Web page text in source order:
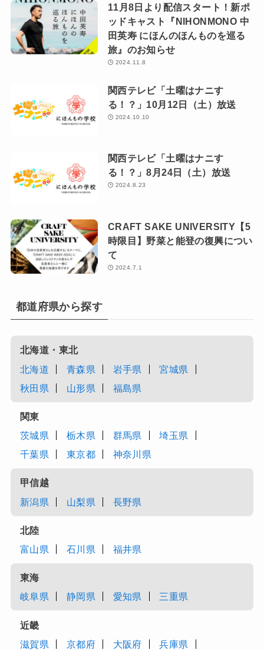
11月8日より配信スタート！新ポ
ッドキャスト『NIHONMONO 中
田英寿 にほんのほんものを巡る
旅』のお知らせ
2024.11.8
関西テレビ「土曜はナニす
る！？」10月12日（土）放送
2024.10.10
関西テレビ「土曜はナニす
る！？」8月24日（土）放送
2024.8.23
CRAFT SAKE UNIVERSITY【5
時限目】野菜と能登の復興につい
て
2024.7.1
都道府県から探す
北海道・東北
北海道
青森県 岩手県
宮城県
秋田県
山形県 福島県
関東
茨城県
栃木県 群馬県
埼玉県
千葉県
東京都 神奈川県
甲信越
新潟県
山梨県 長野県
北陸
富山県
石川県 福井県
東海
岐阜県
静岡県 愛知県 三重県
近畿
滋賀県
京都府 大阪府
兵庫県